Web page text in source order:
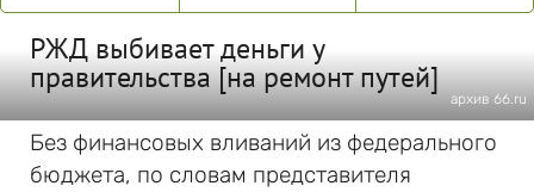
РЖД выбивает деньги у
правительства [на ремонт путей]
архив 66.ru
Без финансовых вливаний из федерального
бюджета, по словам представителя